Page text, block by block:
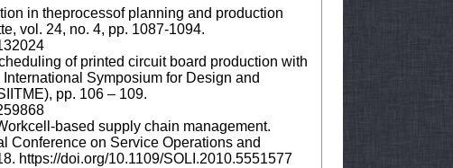
in theprocessof planning and production
vol. 24, no. 4, pp. 1087-1094.
of printed circuit board production with
Symposium for Design and
pp. 106 – 109.
based supply chain management.
Conference on Service Operations and
https://doi.org/10.1109/SOLI.2010.5551577